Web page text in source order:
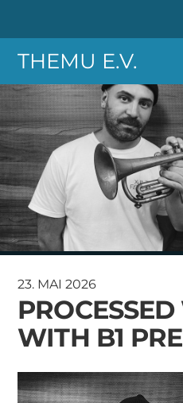
THEMU E.V.
23. MAI 2026
WITH B1